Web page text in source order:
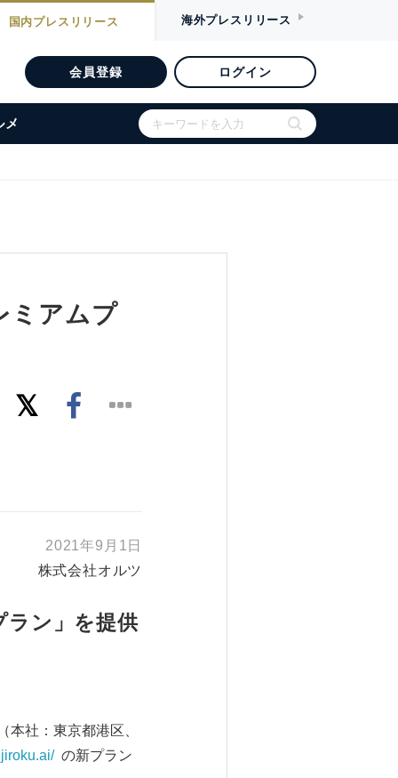
国内プレスリリース 海外プレスリリース
会員登録 ログイン
メ
ミアムプ
2021年9月1日
株式会社オルツ
ラン」を提供
社：東京都港区、
の新プラン